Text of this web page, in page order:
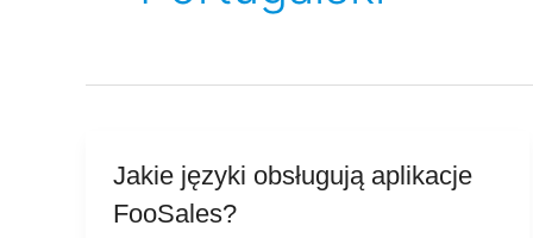
Jakie języki obsługują aplikacje
FooSales?
Jakie
języki